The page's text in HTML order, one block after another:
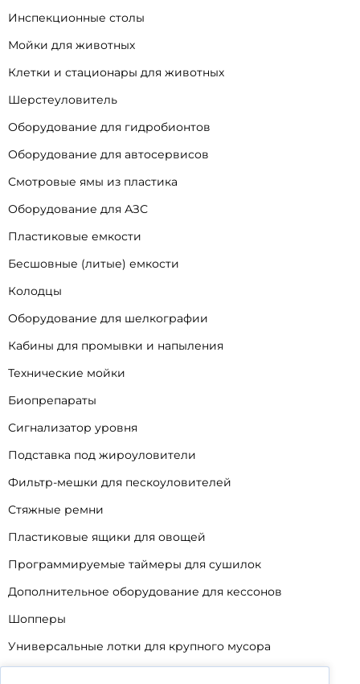
Инспекционные столы
Мойки для животных
Клетки и стационары для животных
Шерстеуловитель
Оборудование для гидробионтов
Оборудование для автосервисов
Смотровые ямы из пластика
Оборудование для АЗС
Пластиковые емкости
Бесшовные (литые) емкости
Колодцы
Оборудование для шелкографии
Кабины для промывки и напыления
Технические мойки
Биопрепараты
Сигнализатор уровня
Подставка под жироуловители
Фильтр-мешки для пескоуловителей
Стяжные ремни
Пластиковые ящики для овощей
Программируемые таймеры для сушилок
Дополнительное оборудование для кессонов
Шопперы
Универсальные лотки для крупного мусора